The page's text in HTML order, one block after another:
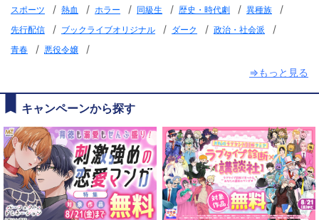
スポーツ / 熱血 / ホラー / 同級生 / 歴史・時代劇 / 異種族 /
先行配信 / ブックライブオリジナル / ダーク / 政治・社会派 /
青春 / 悪役令嬢
/
⇒もっと見る
キャンペーンから探す